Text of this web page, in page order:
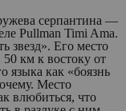
серпантина —
Pullman Timi Ama.
звезд». Его место
км к востоку от
языка как «боязнь
Место
влюбиться, что